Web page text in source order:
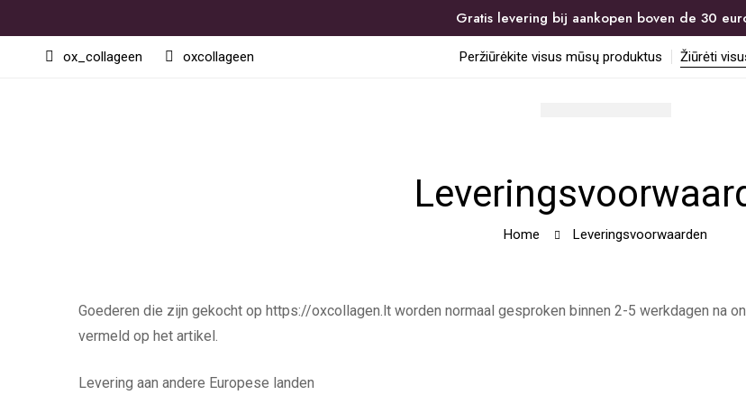
Gratis levering bij aankopen boven de 30
ox_collageen oxcollageen Peržiūrėkite visus mūsų produktus Žiūrėti
Home Leveringsvoorwaarden
Goederen die zijn gekocht op https://oxcollagen.lt worden normaal gesproken binnen 2-5 werkdagen na
vermeld op het artikel.
Levering aan andere Europese landen